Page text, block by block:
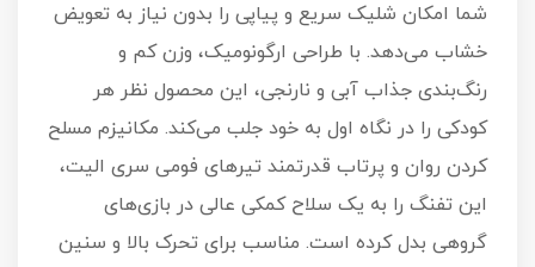
شما امکان شلیک سریع و پیاپی را بدون نیاز به تعویض
خشاب می‌دهد. با طراحی ارگونومیک، وزن کم و
رنگ‌بندی جذاب آبی و نارنجی، این محصول نظر هر
کودکی را در نگاه اول به خود جلب می‌کند. مکانیزم مسلح
کردن روان و پرتاب قدرتمند تیرهای فومی سری الیت،
این تفنگ را به یک سلاح کمکی عالی در بازی‌های
گروهی بدل کرده است. مناسب برای تحرک بالا و سنین